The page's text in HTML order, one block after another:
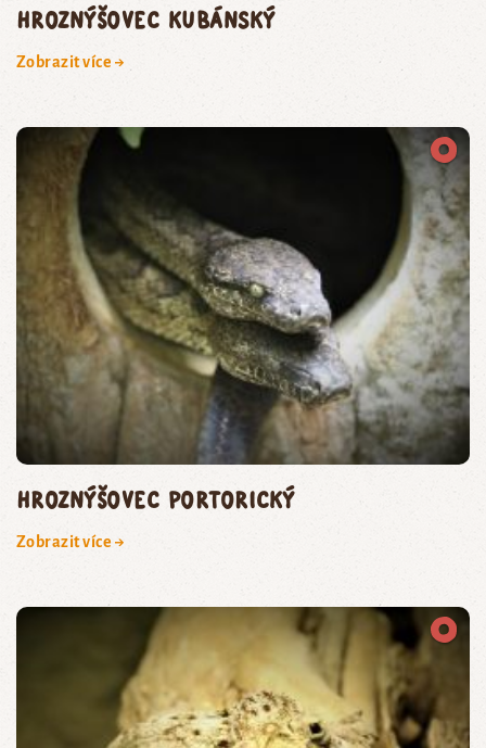
hroznýšovec kubánský
Zobrazit více →
hroznýšovec portorický
Zobrazit více →